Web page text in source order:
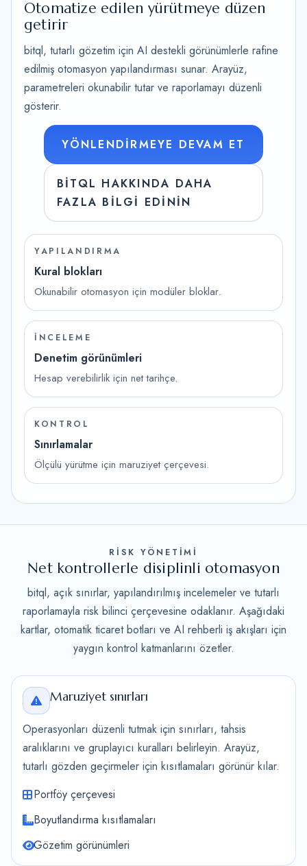
Otomatize edilen yürütmeye düzen
getirir
bitql, tutarlı gözetim için AI destekli görünümlerle rafine
edilmiş otomasyon yapılandırması sunar. Arayüz,
parametreleri okunabilir tutar ve raporlamayı düzenli
gösterir.
YÖNLENDIRMEYE DEVAM ET
BITQL HAKKINDA DAHA
FAZLA BILGI EDININ
YAPILANDIRMA
Kural blokları
Okunabilir otomasyon için modüler bloklar.
İNCELEME
Denetim görünümleri
Hesap verebilirlik için net tarihçe.
KONTROL
Sınırlamalar
Ölçülü yürütme için maruziyet çerçevesi.
RISK YÖNETIMI
Net kontrollerle disiplinli otomasyon
bitql, açık sınırlar, yapılandırılmış incelemeler ve tutarlı
raporlamayla risk bilinci çerçevesine odaklanır. Aşağıdaki
kartlar, otomatik ticaret botları ve AI rehberli iş akışları için
yaygın kontrol katmanlarını özetler.
Maruziyet sınırları
Operasyonları düzenli tutmak için sınırları, tahsis
aralıklarını ve gruplayıcı kuralları belirleyin. Arayüz,
tutarlı gözden geçirmeler için kısıtlamaları görünür kılar.
Portföy çerçevesi
Boyutlandırma kısıtlamaları
Gözetim görünümleri